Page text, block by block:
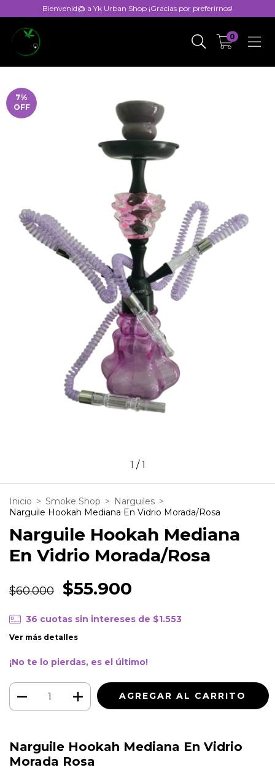
Bienvenid@ a Yk Urban Shop ¡Gracias por preferirnos!
0
7%
OFF
1 /1
Inicio > Smoke Shop > Narguiles >
Narguile Hookah Mediana En Vidrio Morada/Rosa
Narguile Hookah Mediana
En Vidrio Morada/Rosa
$60.000 $55.900
36 cuotas sin intereses de $1.553
Ver más detalles
¡No te lo pierdas, es el último!
Narguile Hookah Mediana En Vidrio
Morada Rosa